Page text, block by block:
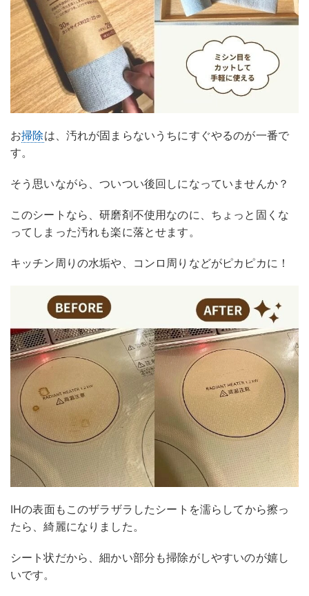
お掃除は、汚れが固まらないうちにすぐやるのが一番で
す。
そう思いながら、ついつい後回しになっていませんか？
このシートなら、研磨剤不使用なのに、ちょっと固くな
ってしまった汚れも楽に落とせます。
キッチン周りの水垢や、コンロ周りなどがピカピカに！
IHの表面もこのザラザラしたシートを濡らしてから擦っ
たら、綺麗になりました。
シート状だから、細かい部分も掃除がしやすいのが嬉し
いです。